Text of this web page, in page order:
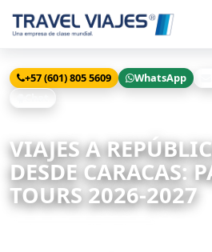
+57 (601) 805 5609 WhatsApp
VIAJES A
DESDE CARACAS:
TOURS 2026-2027